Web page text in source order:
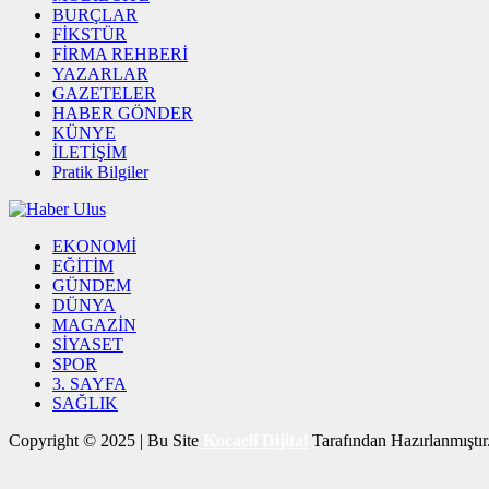
BURÇLAR
FİKSTÜR
FİRMA REHBERİ
YAZARLAR
GAZETELER
HABER GÖNDER
KÜNYE
İLETİŞİM
Pratik Bilgiler
EKONOMİ
EĞİTİM
GÜNDEM
DÜNYA
MAGAZİN
SİYASET
SPOR
3. SAYFA
SAĞLIK
Copyright © 2025 | Bu Site
Tarafından